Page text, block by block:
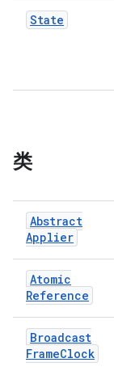
State
类
Abstract
Applier
Atomic
Reference
Broadcast
FrameClock